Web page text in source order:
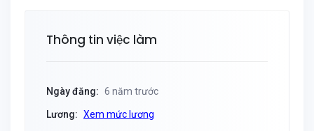
Thông tin việc làm
Ngày đăng: 6 năm trước
Lương: Xem mức lương